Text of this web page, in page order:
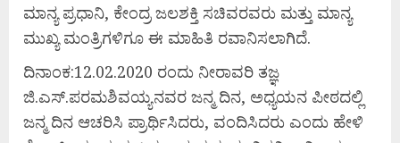
ಮಾನ್ಯ ಪ್ರಧಾನಿ, ಕೇಂದ್ರ ಜಲಶಕ್ತಿ ಸಚಿವರವರು ಮತ್ತು ಮಾನ್ಯ
ಮುಖ್ಯ ಮಂತ್ರಿಗಳಿಗೂ ಈ ಮಾಹಿತಿ ರವಾನಿಸಲಾಗಿದೆ.
ದಿನಾಂಕ:12.02.2020 ರಂದು ನೀರಾವರಿ ತಜ್ಞ
ಜಿ.ಎಸ್.ಪರಮಶಿವಯ್ಯನವರ ಜನ್ಮ ದಿನ, ಅಧ್ಯಯನ ಪೀಠದಲ್ಲಿ
ಜನ್ಮ ದಿನ ಆಚರಿಸಿ ಪ್ರಾರ್ಥಿಸಿದರು, ವಂದಿಸಿದರು ಎಂದು ಹೇಳಿ